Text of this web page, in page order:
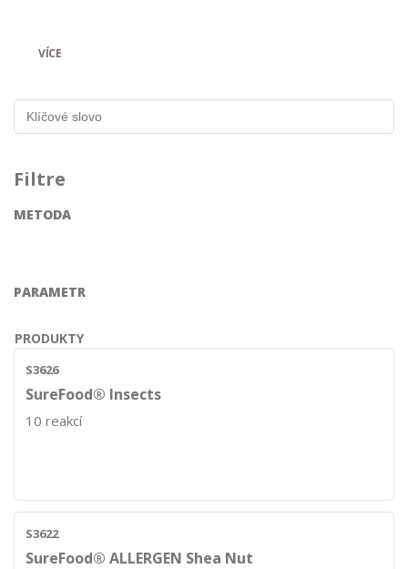
VÍCE
Filtre
METODA
PARAMETR
PRODUKTY
S3626
SureFood® Insects
10 reakcí
S3622
SureFood® ALLERGEN Shea Nut